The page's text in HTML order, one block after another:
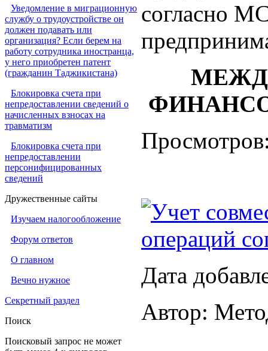
Уведомление в миграционную
службу о трудоустройстве он
должен подавать или
организация? Если берем на
работу сотрудника иностранца,
у него приобретен патент
(гражданин Таджикистана)
Блокировка счета при
непредоставлении сведений о
начисленных взносах на
травматизм
Блокировка счета при
непредоставлении
персонифицированных
сведений
Дружественные сайты
Изучаем налогообложение
Форум ответов
О главном
Вечно нужное
Секретный раздел
Поиск
Поисковый запрос не может
согласно
Учет
операций
Дата
Автор: